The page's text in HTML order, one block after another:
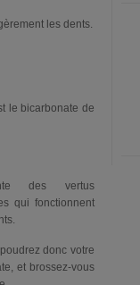
les dents.
le bicarbonate de
des vertus
qui fonctionnent
donc votre
et brossez-vous